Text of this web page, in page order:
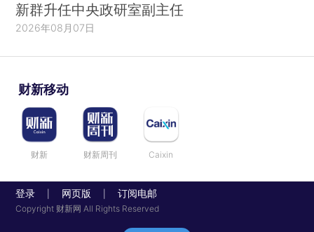
新群升任中央政研室副主任
2026年08月07日
财新移动
财新 财新周刊 Caixin
登录 网页版 订阅电邮
Copyright 财新网 All Rights Reserved